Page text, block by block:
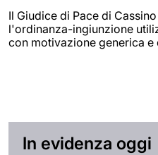
Il Giudice di Pace di
l'ordinanza-ingiunzione
con motivazione generica e
In evidenza oggi